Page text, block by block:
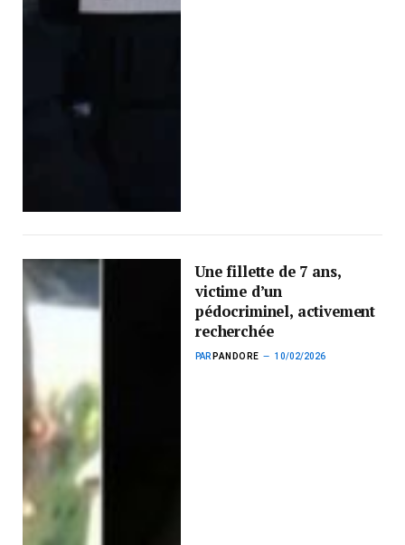
Une fillette de 7 ans,
victime d’un
pédocriminel, activement
recherchée
PAR PANDORE 10/02/2026